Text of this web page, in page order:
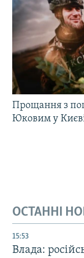
Прощання з
Юковим у
ОСТАННІ
15:53
Влада: